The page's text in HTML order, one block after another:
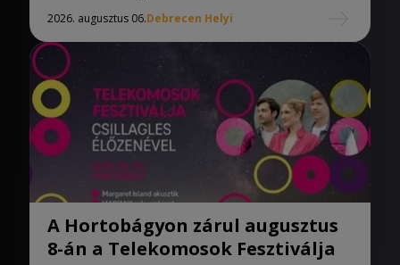
2026. augusztus 06.Debrecen Helyi
A Hortobágyon zárul augusztus
8-án a Telekomosok Fesztiválja